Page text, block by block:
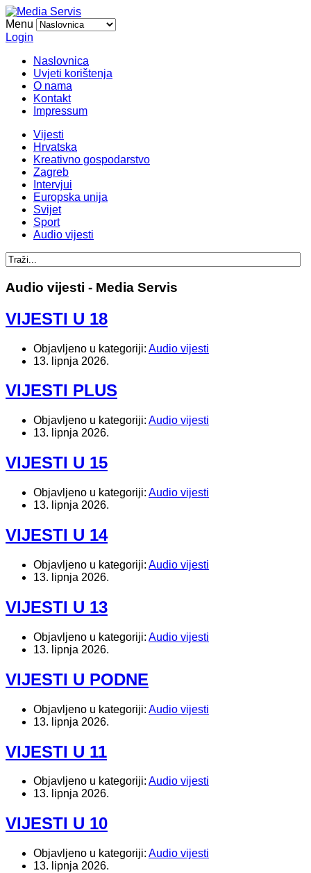
Menu
Login
Naslovnica
Uvjeti korištenja
O nama
Kontakt
Impressum
Vijesti
Hrvatska
Kreativno gospodarstvo
Zagreb
Intervjui
Europska unija
Svijet
Sport
Audio vijesti
Audio vijesti - Media Servis
VIJESTI U 18
Objavljeno u kategoriji: Audio vijesti
13. lipnja 2026.
VIJESTI PLUS
Objavljeno u kategoriji: Audio vijesti
13. lipnja 2026.
VIJESTI U 15
Objavljeno u kategoriji: Audio vijesti
13. lipnja 2026.
VIJESTI U 14
Objavljeno u kategoriji: Audio vijesti
13. lipnja 2026.
VIJESTI U 13
Objavljeno u kategoriji: Audio vijesti
13. lipnja 2026.
VIJESTI U PODNE
Objavljeno u kategoriji: Audio vijesti
13. lipnja 2026.
VIJESTI U 11
Objavljeno u kategoriji: Audio vijesti
13. lipnja 2026.
VIJESTI U 10
Objavljeno u kategoriji: Audio vijesti
13. lipnja 2026.